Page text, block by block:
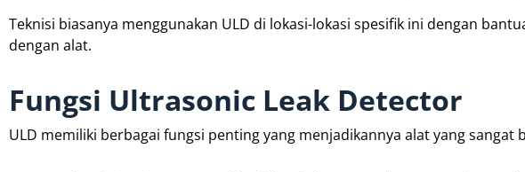
Teknisi biasanya menggunakan ULD di lokasi-lokasi spesifik ini dengan
dengan alat.
Fungsi Ultrasonic Leak Detector
ULD memiliki berbagai fungsi penting yang menjadikannya alat yang sangat